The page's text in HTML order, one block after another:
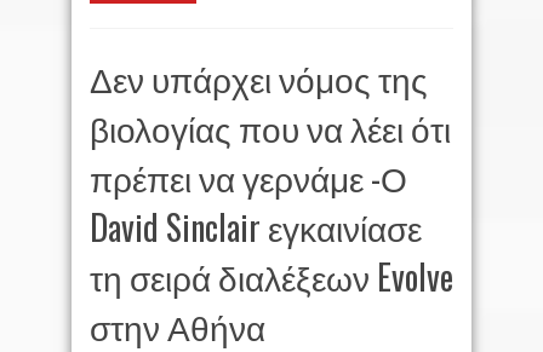
Δεν υπάρχει νόμος της
βιολογίας που να λέει ότι
πρέπει να γερνάμε -Ο
David Sinclair εγκαινίασε
τη σειρά διαλέξεων Evolve
στην Αθήνα